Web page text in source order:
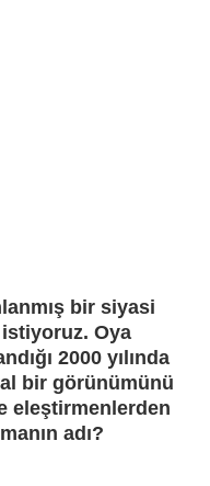
bir siyasi
istiyoruz. Oya
2000 yılında
bir görünümünü
eleştirmenlerden
adı?